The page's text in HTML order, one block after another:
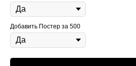
Добавить Постер за 500